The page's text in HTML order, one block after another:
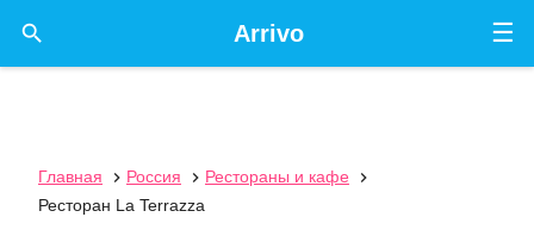
☰
Arrivo

Главная  Россия  Рестораны и кафе

Ресторан La Terrazza